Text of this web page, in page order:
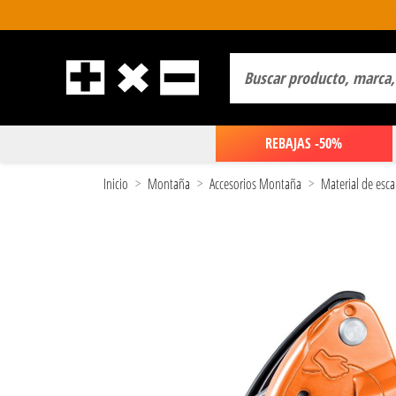
REBAJAS -50%
Inicio Montaña Accesorios Montaña Material de